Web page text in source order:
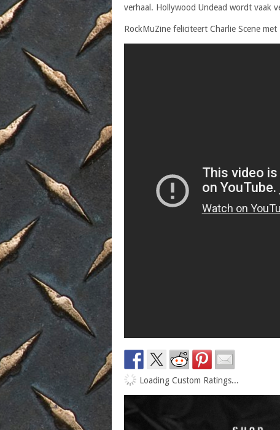
verhaal. Hollywood Undead wordt vaak
RockMuZine feliciteert Charlie Scene
Loading Custom Ratings...